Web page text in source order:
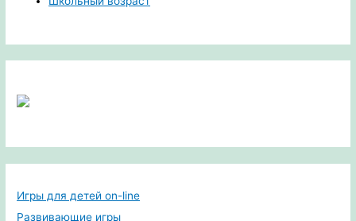
Игры для детей on-line
Развивающие игры